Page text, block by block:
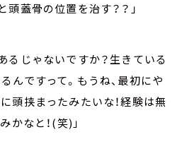
頭蓋骨の位置を治す？？」
るじゃないですか？生きている
んですって。もうね、最初にや
頭挟まったみたいな！経験は無
かなと！(笑)」